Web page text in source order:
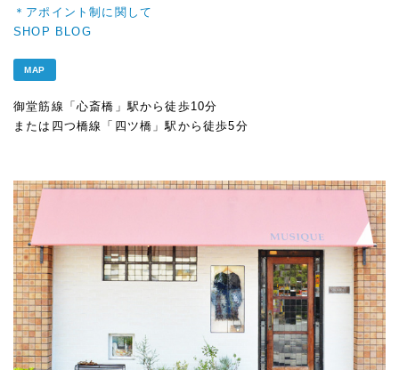
＊アポイント制に関して
SHOP BLOG
MAP
御堂筋線「心斎橋」駅から徒歩10分
または四つ橋線「四ツ橋」駅から徒歩5分